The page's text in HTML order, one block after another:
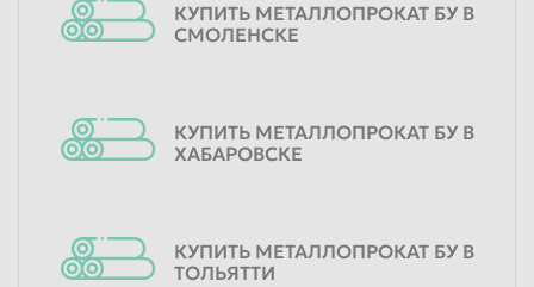
КУПИТЬ МЕТАЛЛОПРОКАТ БУ В
СМОЛЕНСКЕ
КУПИТЬ МЕТАЛЛОПРОКАТ БУ В
ХАБАРОВСКЕ
КУПИТЬ МЕТАЛЛОПРОКАТ БУ В
ТОЛЬЯТТИ